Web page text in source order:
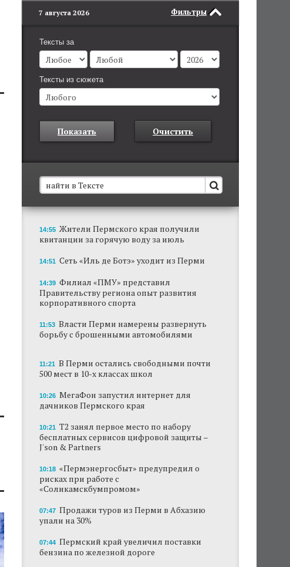
Фильтры
7 августа 2026
Тексты за
Тексты из сюжета
Показать Очистить
В Пермском крае установят новые станции
обнаружения беспилотников
Они используются для обнаружения и
отслеживания БПЛА в воздухе.
Сеть «Иль де Ботэ» уходит из Перми
Власти Перми намерены развернуть борьбу
Продажи туров из Перми в Абхазию упали
Власти вернулись к проекту большого
стадиона в Камской долине Перми
В Перми закрывается ресторан «Желтая
лисица»
В Перми в пустой чаше бассейна пройдет
театральный фестиваль
В Перми туристические объекты начали
оформление сертификатов для китайцев
14:55 Жители Пермского края получили
квитанции за горячую воду за июль
14:51 Сеть «Иль де Ботэ» уходит из Перми
14:39 Филиал «ПМУ» представил
Правительству региона опыт развития
корпоративного спорта
11:53 Власти Перми намерены развернуть
борьбу с брошенными автомобилями
11:21 В Перми остались свободными почти
500 мест в 10-х классах школ
10:26 МегаФон запустил интернет для
дачников Пермского края
10:21 Т2 занял первое место по набору
бесплатных сервисов цифровой защиты –
J'son & Partners
10:18 «Пермэнергосбыт» предупредил о
рисках при работе с
«Соликамскбумпромом»
07:47 Продажи туров из Перми в Абхазию
упали на 30%
07:44 Пермский край увеличил поставки
бензина по железной дороге